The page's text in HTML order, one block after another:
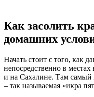
Как засолить
домашних
Начать стоит с того, как
непосредственно в
и на Сахалине. Там самый
– так называемая «икра